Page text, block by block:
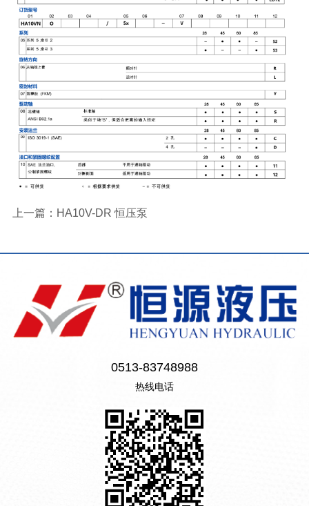
上一篇： HA10V-DR 恒压泵
0513-83748988
热线电话